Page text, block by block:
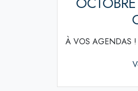
À VOS AGENDAS !